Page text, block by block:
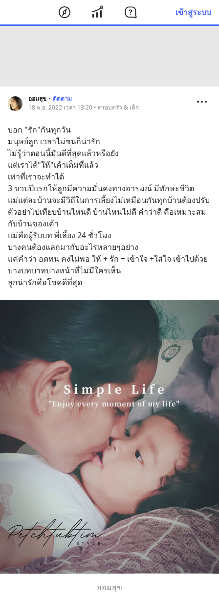
เข้าสู่ระบบ
ออมสุข • ติดตาม
18 พ.ย. 2022 เวลา 13:20 • ครอบครัว & เด็ก
บอก "รัก"กันทุกวัน
มนุษย์ลูก เวลาไม่ซนก็น่ารัก
ไม่รู้ว่าตอนนี้มันดีที่สุดแล้วหรือยัง
แต่เราได้"ให้"เค้าเต็มที่แล้ว
เท่าที่เราจะทำได้
3 ขวบปีแรกให้ลูกมีความมั่นคงทางอารมณ์ มีทักษะชีวิต
แม่แต่ละบ้านจะมีวิถีในการเลี้ยงไม่เหมือนกันทุกบ้านต้องปรับ
ตัวอย่าไปเทียบบ้านไหนดี บ้านไหนไม่ดี คำว่าดี คือเหมาะสม
กับบ้านของเค้า
แม่คือผู้รับบท พี่เลี้ยง 24 ชั่วโมง
บางคนต้องแลกมากับอะไรหลายๆอย่าง
แค่คำว่า อดทน คงไม่พอ ให้ + รัก + เข้าใจ +ใส่ใจ เข้าไปด้วย
บางบทบาทบางหน้าที่ไม่มีใครเห็น
ลูกน่ารักคือโชคดีที่สุด
ออมสุข